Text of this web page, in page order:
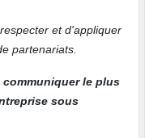
et d'appliquer
partenariats.
communiquer le plus
sous